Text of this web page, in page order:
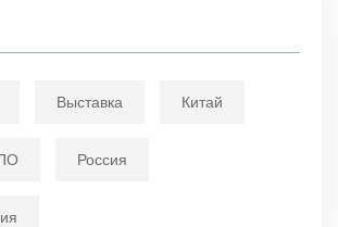
Выставка Китай
Россия